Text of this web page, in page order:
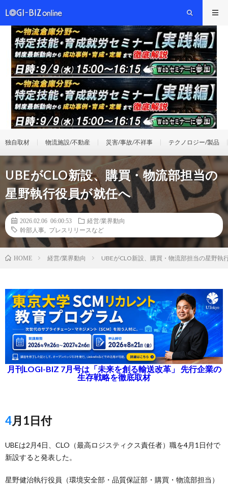
独自取材 物流施設/不動産 災害/事故/不祥事 テクノロジー/製品
UBEがCLO新設、購買・物流部担当の
星野執行役員が就任へ
2026.02.06 06:00:53
経営/業界動向
幹部人事
プレスリリースなど
HOME 経営/業界動向 UBEがCLO新設、購買・物流部担当の星野執
月刊LOGI-BIZ 7月号は「未来を創る輸送改革」 先行企業の
生存戦略を徹底取材
4月1日付
UBEは2月4日、CLO（最高ロジスティクス責任者）職を4月1日付で
新設すると発表した。
星野健治執行役員（環境安全部・品質保証部・購買・物流部担当）